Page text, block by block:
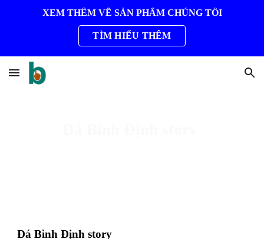
XEM THÊM VỀ SẢN PHẨM CHÚNG TÔI
TÌM HIỂU THÊM
Đá Bình Định story